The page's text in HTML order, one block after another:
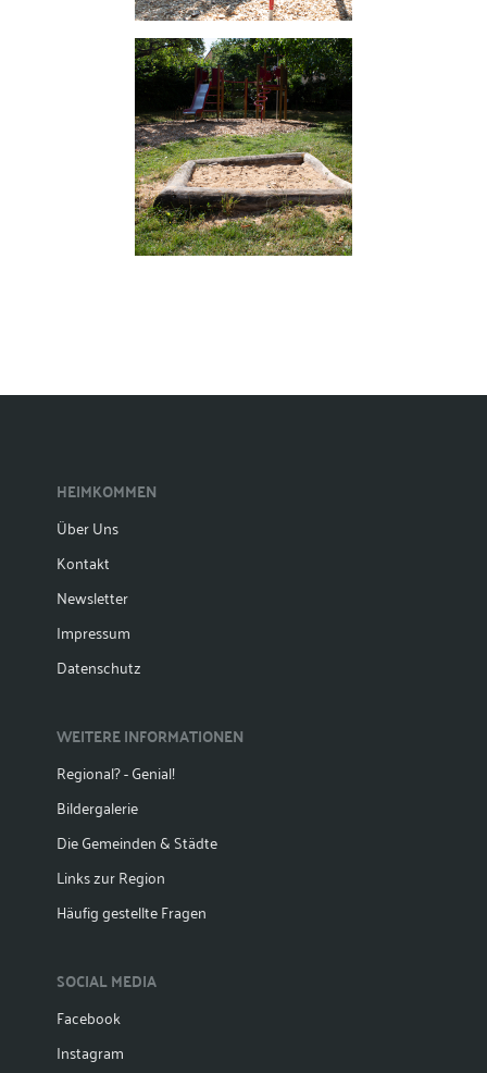
HEIMKOMMEN
Über Uns
Kontakt
Newsletter
Impressum
Datenschutz
WEITERE INFORMATIONEN
Regional? - Genial!
Bildergalerie
Die Gemeinden & Städte
Links zur Region
Häufig gestellte Fragen
SOCIAL MEDIA
Facebook
Instagram